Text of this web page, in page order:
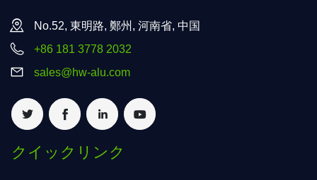
No.52, 東明路, 鄭州, 河南省, 中国
+86 181 3778 2032
sales@hw-alu.com
クイックリンク